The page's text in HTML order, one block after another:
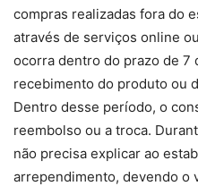
compras realizadas fora do
através de serviços online
ocorra dentro do prazo de 7
recebimento do produto ou
Dentro desse período, o
reembolso ou a troca.
não precisa explicar ao
arrependimento, devendo o